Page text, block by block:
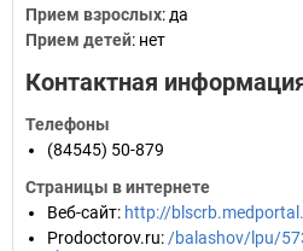
Прием взрослых: да
Прием детей: нет
Контактная
Телефоны
(84545) 50-879
Страницы в интернете
Веб-сайт: http://
Prodoctorov.ru: /balashov/lpu/